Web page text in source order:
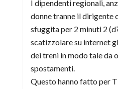
I dipendenti regionali,
donne tranne il dirigente
sfuggita per 2 minuti 2
scatizzolare su internet
dei treni in modo tale da
spostamenti.
Questo hanno fatto per